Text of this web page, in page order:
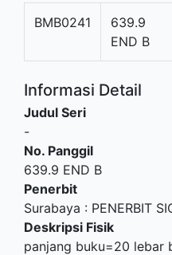
BMB0241
639.9
END B
Informasi Detail
Judul Seri
-
No. Panggil
639.9 END B
Penerbit
Surabaya : PENERBIT
Deskripsi Fisik
panjang buku=20 lebar